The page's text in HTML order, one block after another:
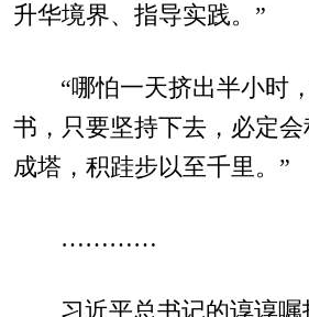
升华境界、指导实践。”
“哪怕一天挤出半小时
书，只要坚持下去，必定
成塔，积跬步以至千里。”
…………